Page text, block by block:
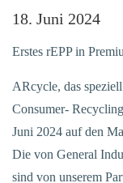
18. Juni 2024
Erstes rEPP in
ARcycle, das
Consumer-
Juni 2024 auf den
Die von General
sind von unserem